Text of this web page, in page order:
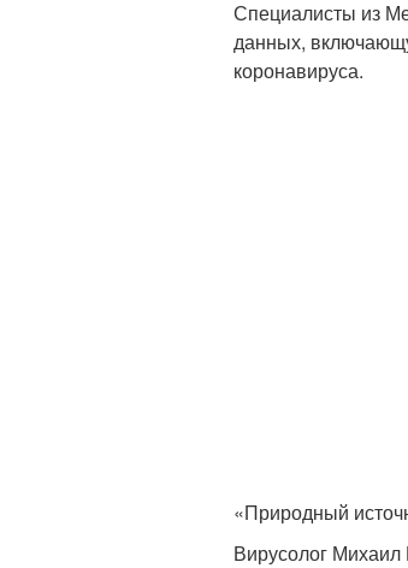
Специалисты из
данных,
коронавируса.
«Природный
Вирусолог Михаил